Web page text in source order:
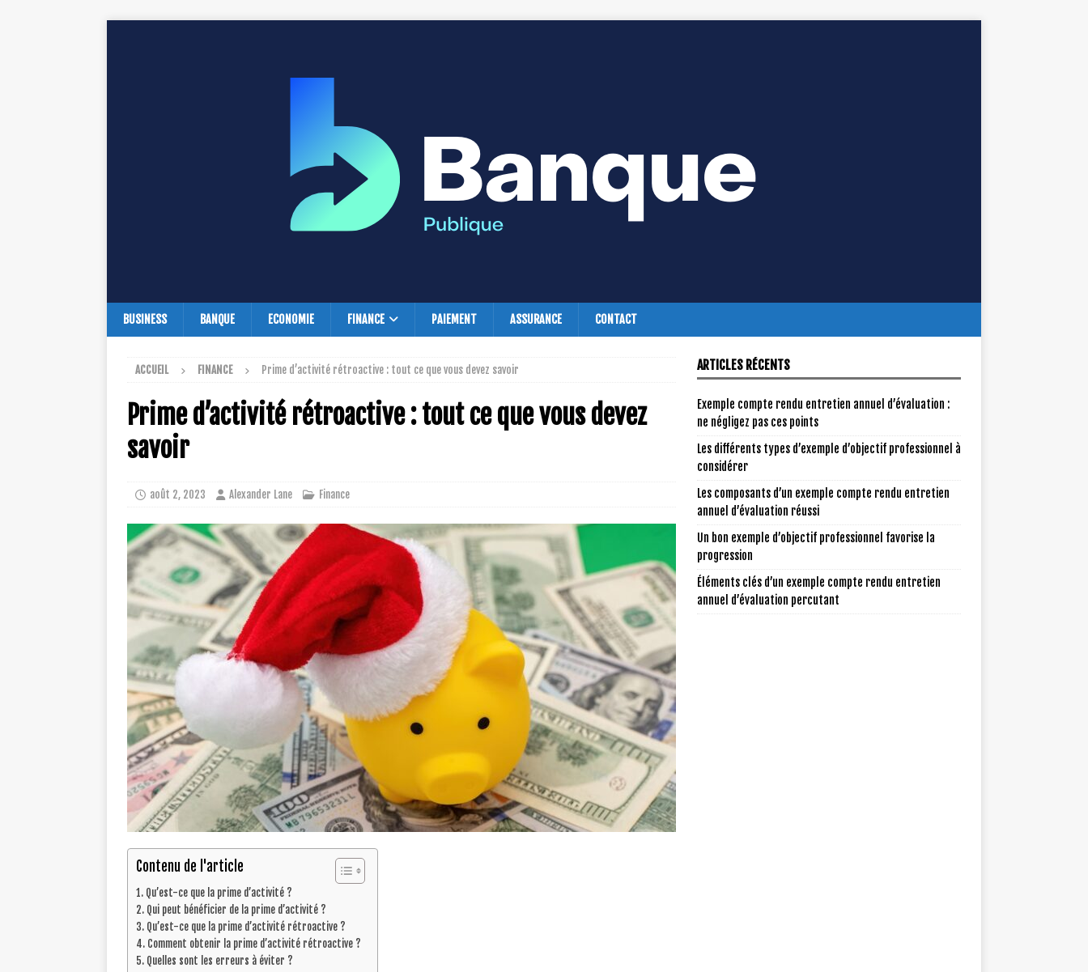
BUSINESS BANQUE ECONOMIE FINANCE PAIEMENT ASSURANCE CONTACT
ACCUEIL FINANCE Prime d’activité rétroactive : tout ce que vous devez savoir
Prime d’activité rétroactive : tout ce que vous devez
savoir
août 2, 2023 Alexander Lane Finance
Contenu de l'article
Qu’est-ce que la prime d’activité ?
Qui peut bénéficier de la prime d’activité ?
Qu’est-ce que la prime d’activité rétroactive ?
Comment obtenir la prime d’activité rétroactive ?
Quelles sont les erreurs à éviter ?
ARTICLES RÉCENTS
Exemple compte rendu entretien annuel d’évaluation :
ne négligez pas ces points
Les différents types d’exemple d’objectif professionnel à
considérer
Les composants d’un exemple compte rendu entretien
annuel d’évaluation réussi
Un bon exemple d’objectif professionnel favorise la
progression
Éléments clés d’un exemple compte rendu entretien
annuel d’évaluation percutant